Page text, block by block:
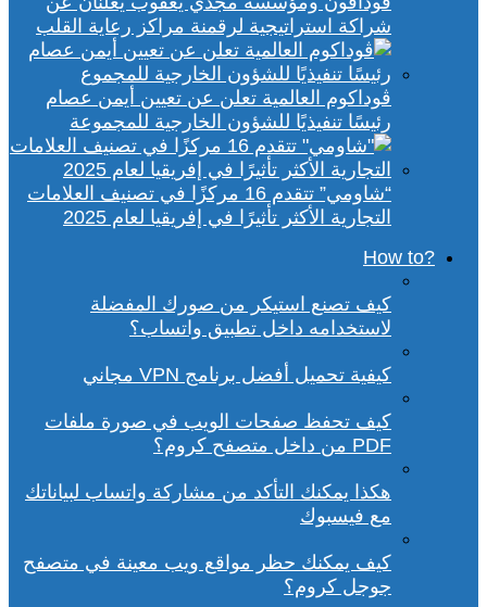
شراكة استراتيجية لرقمنة مراكز رعاية القلب
ڤوداكوم العالمية تعلن عن تعيين أيمن عصام
رئيسًا تنفيذيًا للشؤون الخارجية للمجموعة
“شاومي” تتقدم 16 مركزًا في تصنيف العلامات
التجارية الأكثر تأثيرًا في إفريقيا لعام 2025
?How to
كيف تصنع استيكر من صورك المفضلة
لاستخدامه داخل تطبيق واتساب؟
كيفية تحميل أفضل برنامج VPN مجاني
كيف تحفظ صفحات الويب في صورة ملفات
PDF من داخل متصفح كروم؟
هكذا يمكنك التأكد من مشاركة واتساب لبياناتك
مع فيسبوك
كيف يمكنك حظر مواقع ويب معينة في متصفح
جوجل كروم؟